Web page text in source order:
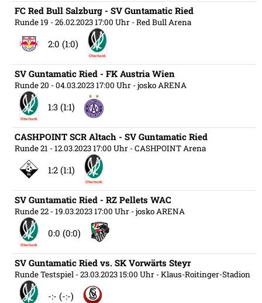
FC Red Bull Salzburg - SV Guntamatic Ried
Runde 19 - 26.02.2023 17:00 Uhr - Red Bull Arena
2:0 (1:0)
SV Guntamatic Ried - FK Austria Wien
Runde 20 - 04.03.2023 17:00 Uhr - josko ARENA
1:3 (1:1)
CASHPOINT SCR Altach - SV Guntamatic Ried
Runde 21 - 12.03.2023 17:00 Uhr - CASHPOINT Arena
1:2 (1:1)
SV Guntamatic Ried - RZ Pellets WAC
Runde 22 - 19.03.2023 17:00 Uhr - josko ARENA
0:0 (0:0)
SV Guntamatic Ried vs. SK Vorwärts Steyr
Runde Testspiel - 23.03.2023 15:00 Uhr - Klaus-Roitinger-Stadion
-:- (-:-)